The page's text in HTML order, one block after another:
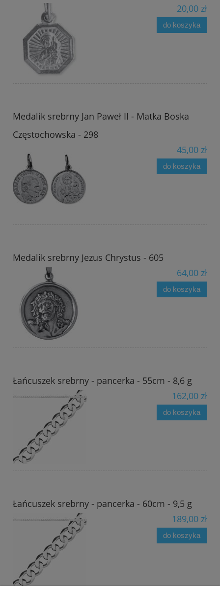
20,00 zł
do koszyka
Medalik srebrny Jan Paweł II - Matka Boska
Częstochowska - 298
45,00 zł
do koszyka
Medalik srebrny Jezus Chrystus - 605
64,00 zł
do koszyka
Łańcuszek srebrny - pancerka - 55cm - 8,6 g
162,00 zł
do koszyka
Łańcuszek srebrny - pancerka - 60cm - 9,5 g
189,00 zł
do koszyka